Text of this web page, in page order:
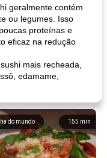
geralmente contém
ou legumes. Isso
proteínas e
eficaz na redução
mais recheada,
edamame,
155 min
do mundo